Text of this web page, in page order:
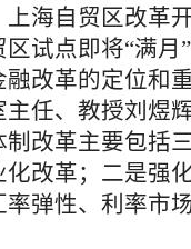
海自贸区改革
试点即将“满月
改革的定位和
任、教授刘煜
改革主要包括
改革；二是强
弹性、利率市